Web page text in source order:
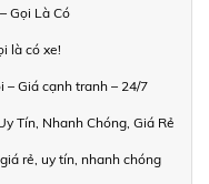
Gọi Là Có
là có xe!
– Giá cạnh tranh – 24/7
Tín, Nhanh Chóng, Giá Rẻ
rẻ, uy tín, nhanh chóng